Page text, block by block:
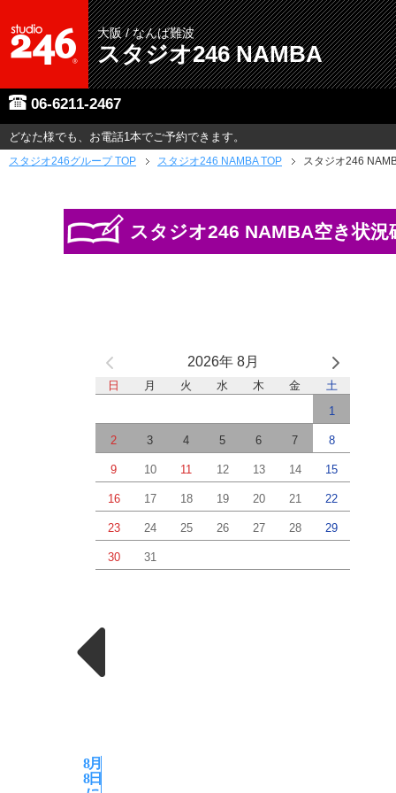
大阪 / なんば難波
スタジオ246 NAMBA
06-6211-2467
どなた様でも、お電話1本でご予約できます。
スタジオ246グループTOP スタジオ246 NAMBA TOP スタジオ246
スタジオ246 NAMBA空き状況
2026年 8月
日 月 火 水 木 金
土
1
2 3 4 5 6 7 8
9 10 11 12 13 14 15
16 17 18 19 20 21 22
23 24 25 26 27 28 29
30 31
8月
8日